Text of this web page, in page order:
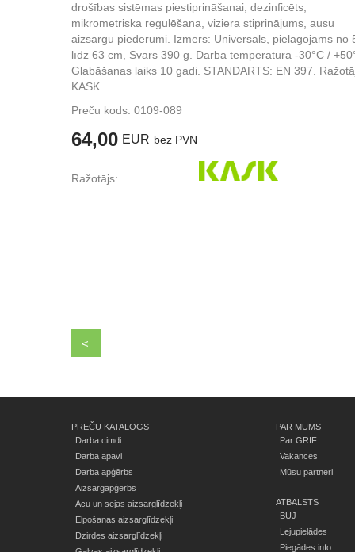
drošības sistēmas piestiprināšanai, dezinficēts,
mikrometriska regulēšana, viziera stiprinājums, ausu
aizsargu piederumi. Izmērs: Universāls, pielāgojams no
līdz 63 cm, Svars 390 g. Darba temperatūra -30°C /
Glabāšanas laiks 10 gadi. STANDARTS: EN 397.
KASK
Preču kods: 0109-089
64,00 EUR bez PVN
Ražotājs:
<
PREČU KATALOGS
Darba cimdi
Darba apavi
Darba apģērbs
Aizsargapģērbs
Acu un sejas aizsarglīdzekļi
Elpošanas aizsarglīdzekļi
Dzirdes aizsarglīdzekļi
PAR MUMS
Par GRIF
Vakances
Mūsu partneri
ATBALSTS
BUJ
Lejupielādes
Piegādes info